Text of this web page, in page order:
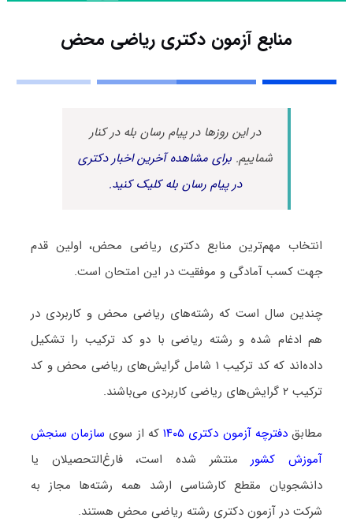
منابع آزمون دکتری ریاضی محض
در این روزها در پیام رسان بله در کنار
شماییم.برای مشاهده آخرین اخبار دکتری
در پیام رسان بله کلیک کنید.
انتخاب مهم‌ترین منابع دکتری ریاضی محض، اولین قدم
جهت کسب آمادگی و موفقیت در این امتحان است.
چندین سال است که رشته‌های ریاضی محض و کاربردی در
هم ادغام شده و رشته ریاضی با دو کد ترکیب را تشکیل
داده‌اند که کد ترکیب ۱ شامل گرایش‌های ریاضی محض و کد
ترکیب ۲ گرایش‌های ریاضی کاربردی می‌باشند.
مطابقدفترچه آزمون دکتری ۱۴۰۵ که از سوی سازمان سنجش
آموزش کشورمنتشر شده است، فارغ‌التحصیلان یا
دانشجویان مقطع کارشناسی ارشد همه رشته‌ها مجاز به
شرکت در آزمون دکتری رشته ریاضی محض هستند.